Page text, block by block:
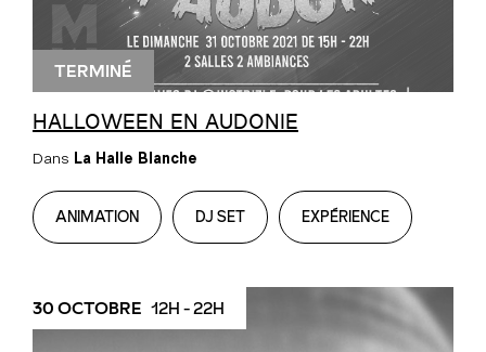
TERMINÉ
HALLOWEEN EN AUDONIE
Dans La Halle Blanche
ANIMATION DJ SET EXPÉRIENCE
30 OCTOBRE 12H - 22H